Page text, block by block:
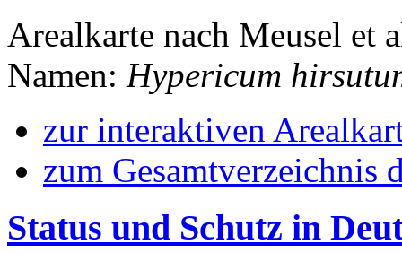
Arealkarte nach Meusel et
Namen: Hypericum
zur interaktiven
zum Gesamtverzeichnis
Status und Schutz in